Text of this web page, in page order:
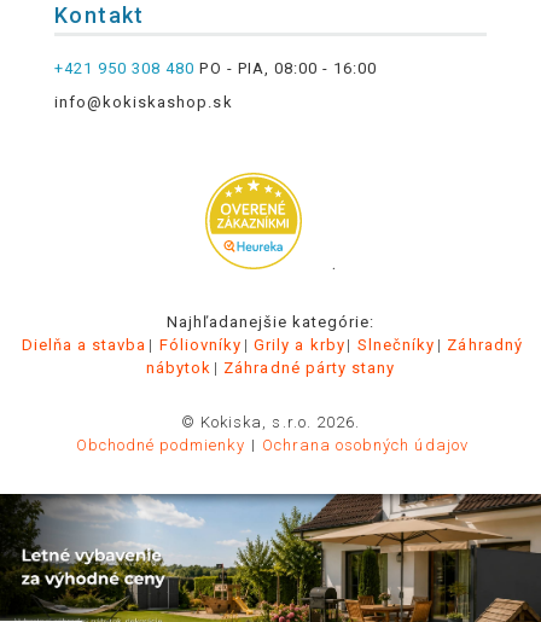
Kontakt
+421 950 308 480 PO - PIA, 08:00 - 16:00
info@kokiskashop.sk
.
Najhľadanejšie kategórie:
Dielňa a stavba
Fóliovníky Grily a krby Slnečníky
Záhradný
nábytok
Záhradné párty stany
© Kokiska, s.r.o. 2026.
Obchodné podmienky
Ochrana osobných údajov